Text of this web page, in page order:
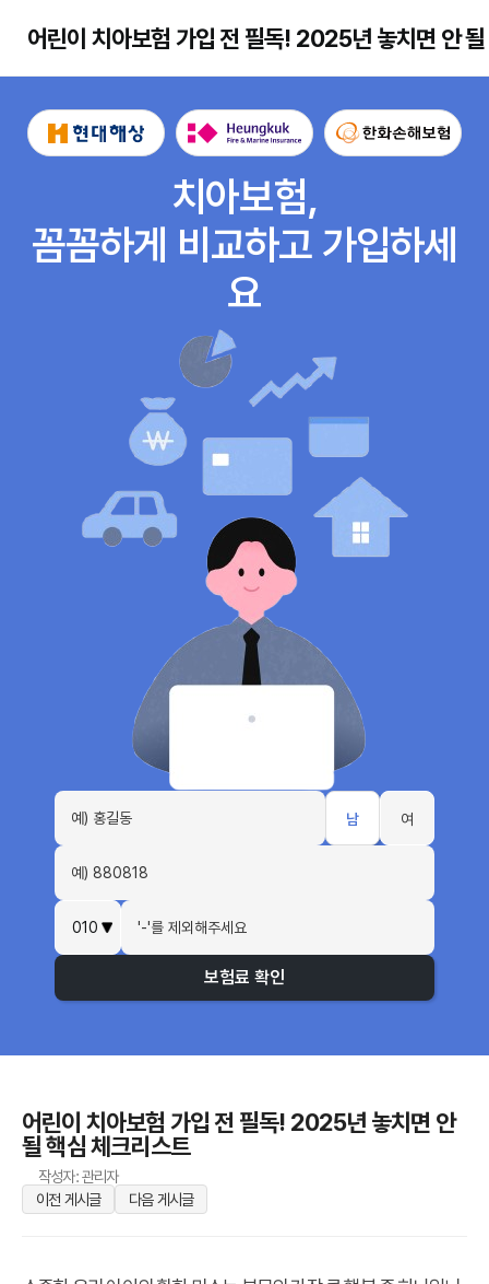
어린이 치아보험 가입 전 필독! 2025년 놓치면 안
치아보험,
꼼꼼하게 비교하고 가입하세
요
남 여
보험료 확인
어린이 치아보험 가입 전 필독! 2025년 놓치면 안
될 핵심 체크리스트
작성자: 관리자
이전 게시글
다음 게시글